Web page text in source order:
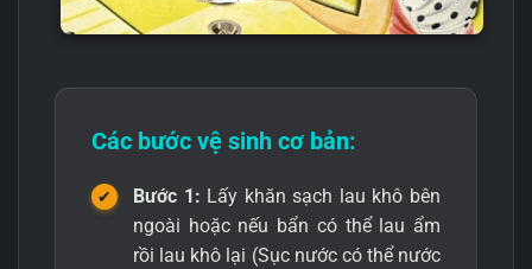
Các bước vệ sinh cơ bản:
Bước 1: Lấy khăn sạch lau khô bên
ngoài hoặc nếu bẩn có thể lau ẩm
rồi lau khô lại (Sục nước có thể nước